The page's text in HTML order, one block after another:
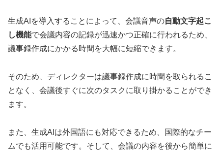
生成AIを導入することによって、会議音声の自動文字起こ
し機能で会議内容の記録が迅速かつ正確に行われるため、
議事録作成にかかる時間を大幅に短縮できます。
そのため、ディレクターは議事録作成に時間を取られるこ
となく、会議後すぐに次のタスクに取り掛かることができ
ます。
また、生成AIは外国語にも対応できるため、国際的なチー
ムでも活用可能です。そして、会議の内容を後から簡単に